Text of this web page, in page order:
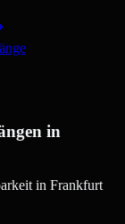
in
in Frankfurt